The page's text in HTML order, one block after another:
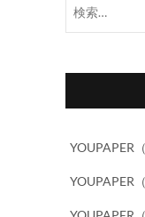
YOUPAPER
YOUPAPER